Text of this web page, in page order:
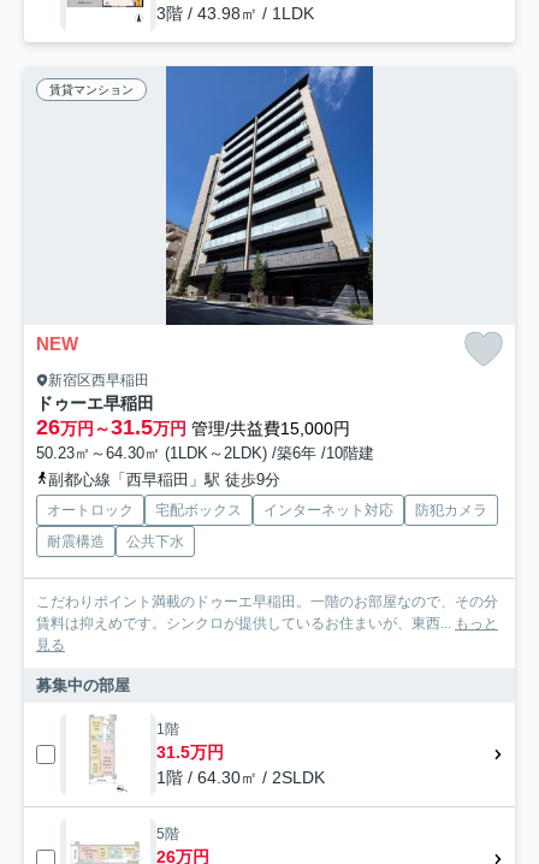
3階 / 43.98㎡ / 1LDK
賃貸マンション
NEW
新宿区西早稲田
ドゥーエ早稲田
26万円～31.5万円 管理/共益費15,000円
50.23㎡～64.30㎡ (1LDK～2LDK) /築6年 /10階建
副都心線「西早稲田」駅 徒歩9分
オートロック 宅配ボックス インターネット対応
防犯カメラ
耐震構造
公共下水
こだわりポイント満載のドゥーエ早稲田。一階のお部屋なので、その分
賃料は抑えめです。シンクロが提供しているお住まいが、東西... もっと
見る
募集中の部屋
1階
31.5万円
1階 / 64.30㎡ / 2SLDK
5階
26万円